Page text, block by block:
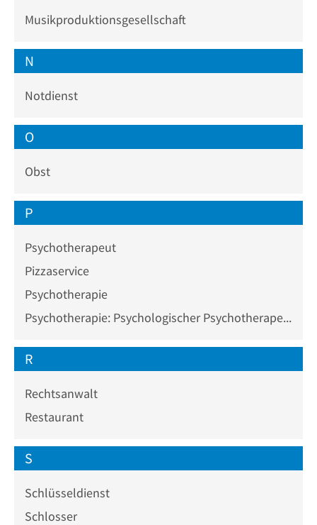
Musikproduktionsgesellschaft
N
Notdienst
O
Obst
P
Psychotherapeut
Pizzaservice
Psychotherapie
Psychotherapie: Psychologischer Psychotherapeut
R
Rechtsanwalt
Restaurant
S
Schlüsseldienst
Schlosser